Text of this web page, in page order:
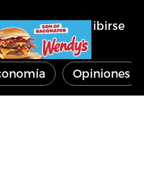
Inscribirse
Opiniones